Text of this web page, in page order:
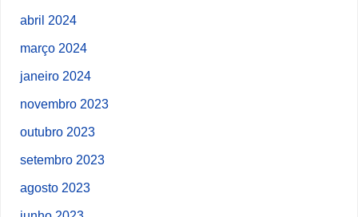
abril 2024
março 2024
janeiro 2024
novembro 2023
outubro 2023
setembro 2023
agosto 2023